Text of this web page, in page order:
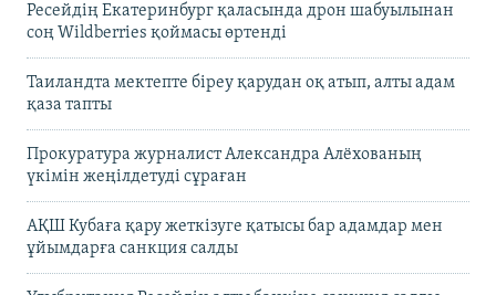
Ресейдің Екатеринбург қаласында дрон шабуылынан
соң Wildberries қоймасы өртенді
Таиландта мектепте біреу қарудан оқ атып, алты адам
қаза тапты
Прокуратура журналист Александра Алёхованың
үкімін жеңілдетуді сұраған
АҚШ Кубаға қару жеткізуге қатысы бар адамдар мен
ұйымдарға санкция салды